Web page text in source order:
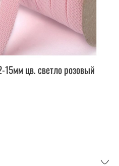
цв. светло розовый